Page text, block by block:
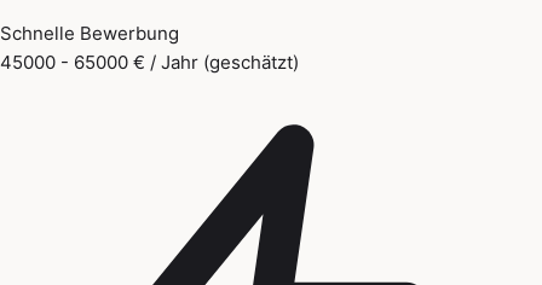
Schnelle Bewerbung
45000 - 65000 € / Jahr (geschätzt)